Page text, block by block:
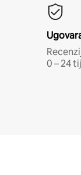
0 – 24